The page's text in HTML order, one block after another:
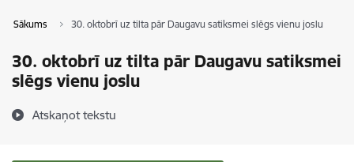
Sākums 30. oktobrī uz tilta pār Daugavu satiksmei slēgs vienu joslu
30. oktobrī uz tilta pār Daugavu satiksmei
slēgs vienu joslu
Atskaņot tekstu